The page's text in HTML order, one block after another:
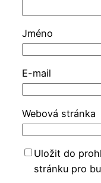
Jméno
E-mail
Webová stránka
Uložit do
stránku pro